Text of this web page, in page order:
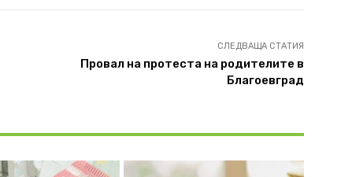
СЛЕДВАЩА СТАТИЯ
Провал на протеста на родителите в
Благоевград